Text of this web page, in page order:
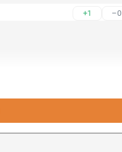
+1 –0